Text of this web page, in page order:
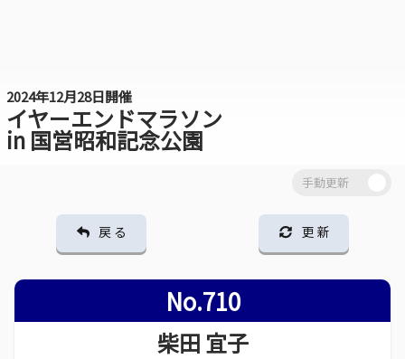
2024年12月28日開催
イヤーエンドマラソン
in 国営昭和記念公園
戻 る 更 新
No.710
柴田 宜子